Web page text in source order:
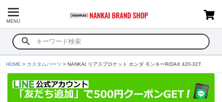
MENU
HOME カスタムパーツ NANKAI リアスプロケット ホンダ モンキーR/DAX 420-32T